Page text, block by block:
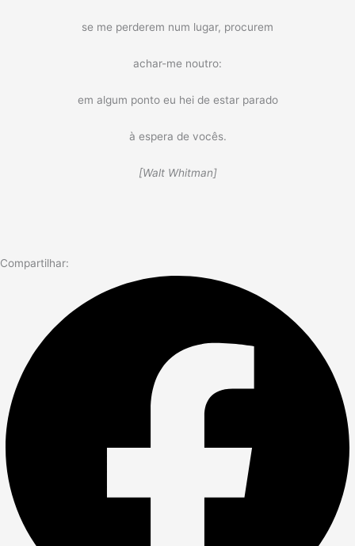
se me perderem num lugar, procurem
achar-me noutro:
em algum ponto eu hei de estar parado
à espera de vocês.
[Walt Whitman]
Compartilhar: